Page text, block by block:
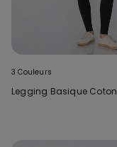
3 Couleurs
Legging Basique Coton